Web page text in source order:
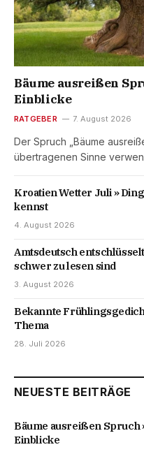
Bäume ausreißen
Einblicke
RATGEBER 7. August 2026
Der Spruch „Bäume
übertragenen Sinne
Kroatien Wetter Juli »
kennst
4. August 2026
Amtsdeutsch
schwer zu lesen sind
3. August 2026
Bekannte
Thema
28. Juli 2026
NEUESTE BEITRÄGE
Bäume ausreißen Spruch
Einblicke